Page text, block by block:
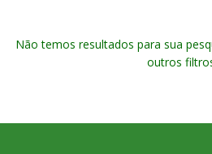
Não temos resultados para sua
outros